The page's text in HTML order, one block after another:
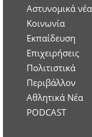
Aστυνομικά νέα
Κοινωνία
Εκπαίδευση
Επιχειρήσεις
Πολιτιστικά
Περιβάλλον
Αθλητικά Νέα
PODCAST